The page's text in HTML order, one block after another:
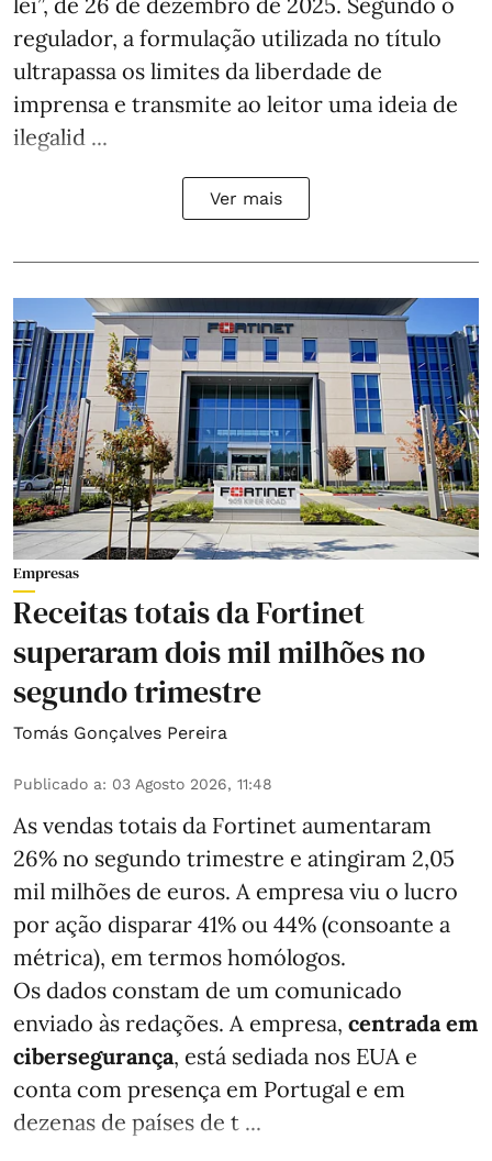
regulador, a formulação utilizada no título
ultrapassa os limites da liberdade de
imprensa e transmite ao leitor uma ideia de
ilegalid ...
Ver mais
Empresas
Receitas totais da Fortinet
superaram dois mil milhões no
segundo trimestre
Tomás Gonçalves Pereira
Publicado a: 03 Agosto 2026, 11:48
As vendas totais da Fortinet aumentaram
26% no segundo trimestre e atingiram 2,05
mil milhões de euros. A empresa viu o lucro
por ação disparar 41% ou 44% (consoante a
métrica), em termos homólogos.
Os dados constam de um comunicado
enviado às redações. A empresa, centrada em
cibersegurança, está sediada nos EUA e
conta com presença em Portugal e em
dezenas de países de t ...